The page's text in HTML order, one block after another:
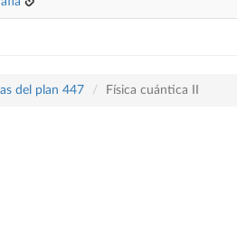
del plan 447 Física cuántica II